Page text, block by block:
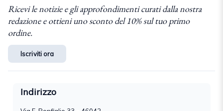
Ricevi le notizie e gli approfondimenti curati dalla nostra
redazione e ottieni uno sconto del 10% sul tuo primo
ordine.
Iscriviti ora
Indirizzo